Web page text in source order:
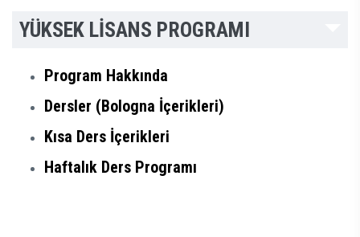
YÜKSEK LİSANS PROGRAMI
Program Hakkında
Dersler (Bologna İçerikleri)
Kısa Ders İçerikleri
Haftalık Ders Programı